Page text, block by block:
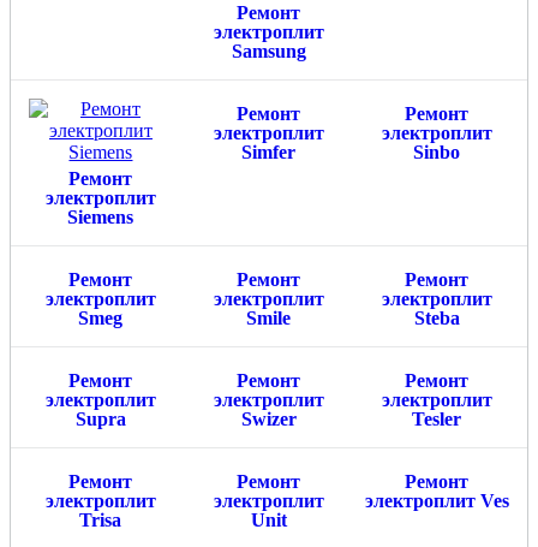
Ремонт
электроплит
Samsung
Ремонт
электроплит
Siemens
Ремонт
электроплит
Simfer
Ремонт
электроплит
Sinbo
Ремонт
электроплит
Smeg
Ремонт
электроплит
Smile
Ремонт
электроплит
Steba
Ремонт
электроплит
Supra
Ремонт
электроплит
Swizer
Ремонт
электроплит
Tesler
Ремонт
электроплит
Trisa
Ремонт
электроплит
Unit
Ремонт
электроплит Ves